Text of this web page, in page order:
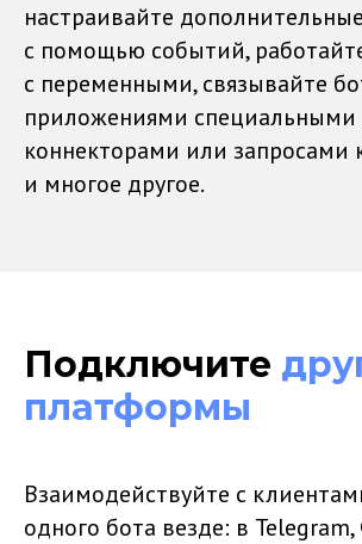
настраивайте
с помощью событий,
с переменными, связывайте
приложениями специальными
коннекторами или запросами
и многое другое.
Подключите
платформы
Взаимодействуйте с
одного бота везде: в Telegram,